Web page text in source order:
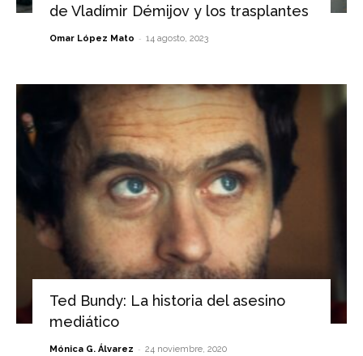
de Vladímir Démijov y los trasplantes
Omar López Mato - 14 agosto, 2023
Ted Bundy: La historia del asesino
mediático
Mónica G. Álvarez - 24 noviembre, 2020